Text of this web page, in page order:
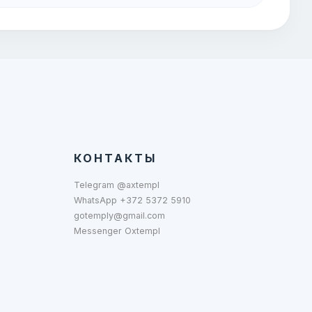
КОНТАКТЫ
Telegram @axtempl
WhatsApp +372 5372 5910
gotemply@gmail.com
Messenger Oxtempl